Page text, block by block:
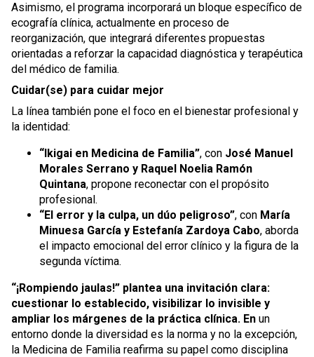
Asimismo, el programa incorporará un bloque específico de
ecografía clínica, actualmente en proceso de
reorganización, que integrará diferentes propuestas
orientadas a reforzar la capacidad diagnóstica y terapéutica
del médico de familia.
Cuidar(se) para cuidar mejor
La línea también pone el foco en el bienestar profesional y
la identidad:
“Ikigai en Medicina de Familia”, con José Manuel
Morales Serrano y Raquel Noelia Ramón
Quintana, propone reconectar con el propósito
profesional.
“El error y la culpa, un dúo peligroso”, con María
Minuesa García y Estefanía Zardoya Cabo, aborda
el impacto emocional del error clínico y la figura de la
segunda víctima.
“¡Rompiendo jaulas!” plantea una invitación clara:
cuestionar lo establecido, visibilizar lo invisible y
ampliar los márgenes de la práctica clínica. En un
entorno donde la diversidad es la norma y no la excepción,
la Medicina de Familia reafirma su papel como disciplina